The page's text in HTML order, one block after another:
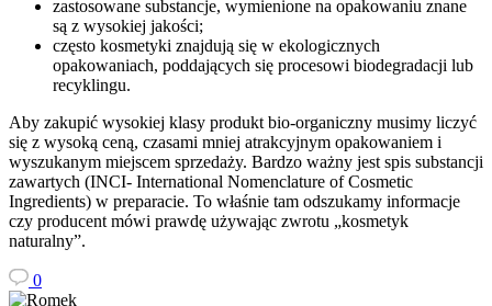
zastosowane substancje, wymienione na opakowaniu znane
są z wysokiej jakości;
często kosmetyki znajdują się w ekologicznych
opakowaniach, poddających się procesowi biodegradacji lub
recyklingu.
Aby zakupić wysokiej klasy produkt bio-organiczny musimy liczyć
się z wysoką ceną, czasami mniej atrakcyjnym opakowaniem i
wyszukanym miejscem sprzedaży. Bardzo ważny jest spis substancji
zawartych (INCI- International Nomenclature of Cosmetic
Ingredients) w preparacie. To właśnie tam odszukamy informacje
czy producent mówi prawdę używając zwrotu „kosmetyk
naturalny”.
0